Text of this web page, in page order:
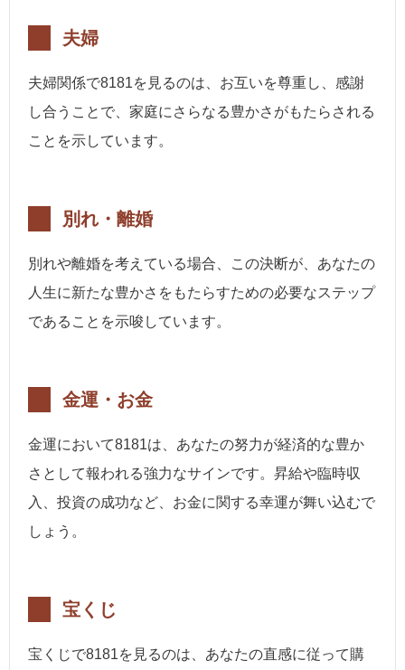
夫婦
夫婦関係で8181を見るのは、お互いを尊重し、感謝
し合うことで、家庭にさらなる豊かさがもたらされる
ことを示しています。
別れ・離婚
別れや離婚を考えている場合、この決断が、あなたの
人生に新たな豊かさをもたらすための必要なステップ
であることを示唆しています。
金運・お金
金運において8181は、あなたの努力が経済的な豊か
さとして報われる強力なサインです。昇給や臨時収
入、投資の成功など、お金に関する幸運が舞い込むで
しょう。
宝くじ
宝くじで8181を見るのは、あなたの直感に従って購